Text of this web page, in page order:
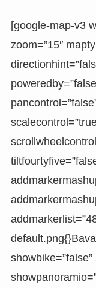
[google-map-v3
zoom=”15″